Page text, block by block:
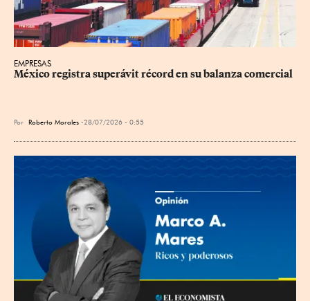
EMPRESAS
México registra superávit récord en su balanza comercial
Por Roberto Morales 28/07/2026 - 0:55